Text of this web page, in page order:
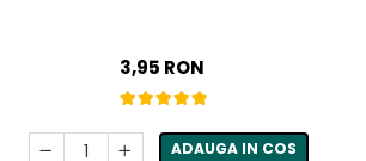
3,95 RON
ADAUGA IN COS